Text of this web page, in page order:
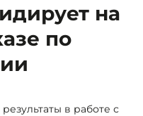
на
по
в работе с